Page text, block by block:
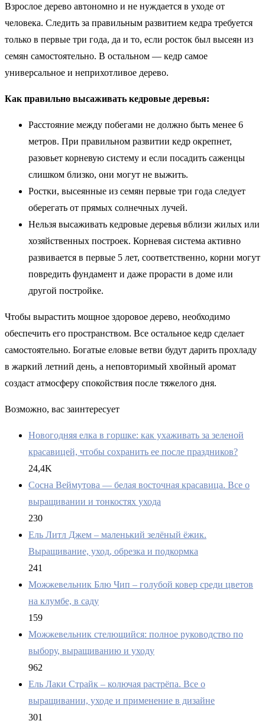
Взрослое дерево автономно и не нуждается в уходе от
человека. Следить за правильным развитием кедра требуется
только в первые три года, да и то, если росток был высеян из
семян самостоятельно. В остальном — кедр самое
универсальное и неприхотливое дерево.
Как правильно высаживать кедровые деревья:
Расстояние между побегами не должно быть менее 6
метров. При правильном развитии кедр окрепнет,
разовьет корневую систему и если посадить саженцы
слишком близко, они могут не выжить.
Ростки, высеянные из семян первые три года следует
оберегать от прямых солнечных лучей.
Нельзя высаживать кедровые деревья вблизи жилых или
хозяйственных построек. Корневая система активно
развивается в первые 5 лет, соответственно, корни могут
повредить фундамент и даже прорасти в доме или
другой постройке.
Чтобы вырастить мощное здоровое дерево, необходимо
обеспечить его пространством. Все остальное кедр сделает
самостоятельно. Богатые еловые ветви будут дарить прохладу
в жаркий летний день, а неповторимый хвойный аромат
создаст атмосферу спокойствия после тяжелого дня.
Возможно, вас заинтересует
Новогодняя елка в горшке: как ухаживать за зеленой
красавицей, чтобы сохранить ее после праздников?
24,4K
Сосна Веймутова — белая восточная красавица. Все о
выращивании и тонкостях ухода
230
Ель Литл Джем – маленький зелёный ёжик.
Выращивание, уход, обрезка и подкормка
241
Можжевельник Блю Чип – голубой ковер среди цветов
на клумбе, в саду
159
Можжевельник стелющийся: полное руководство по
выбору, выращиванию и уходу
962
Ель Лаки Страйк – колючая растрёпа. Все о
выращивании, уходе и применение в дизайне
301